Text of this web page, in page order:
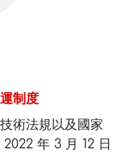
制度
術法規以及國家
年 3 月 12 日